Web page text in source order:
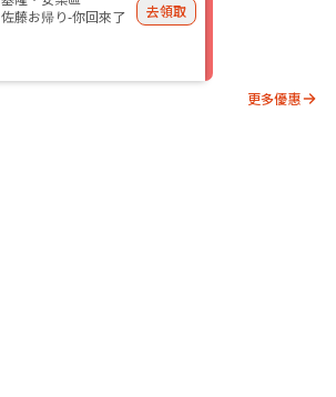
佐藤お帰り-你回來了
去領取
更多優惠